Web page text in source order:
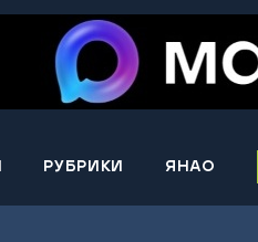
РУБРИКИ ЯНАО